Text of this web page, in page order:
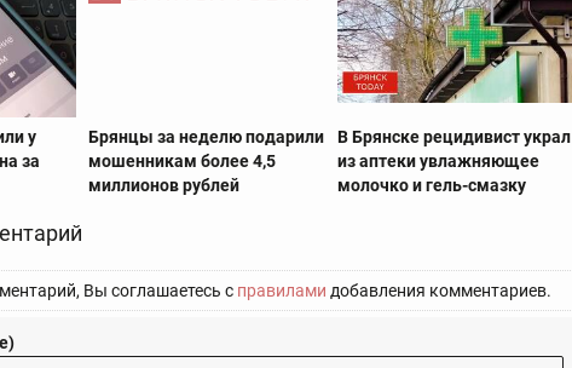
у
за
Брянцы за неделю подарили
мошенникам более 4,5
миллионов рублей
В Брянске рецидивист украл
из аптеки увлажняющее
молочко и гель-смазку
Вы соглашаетесь с правилами добавления комментариев.